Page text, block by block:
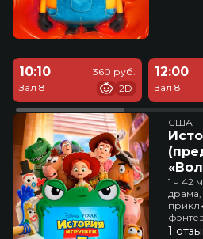
10:10
Зал 8
360 руб.
2D
12:00
Зал 8
США
1 ч 42
1